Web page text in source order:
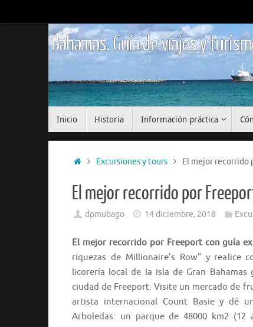
al
Bahamas. Guía de viajes y
Inicio Historia Información práctica
InicioExcursiones y tours El mejor recorrido
El mejor recorrido por
dpmubago 14 diciembre, 2018
El mejor recorrido por Freeport con guía
riquezas de Millionaire’s Row” y realice
licorería local de la isla de Gran
ciudad de Freeport. Visite un mercado de
artista internacional Count Basie y dé
Arboledas: un parque de 48000 km2 (12